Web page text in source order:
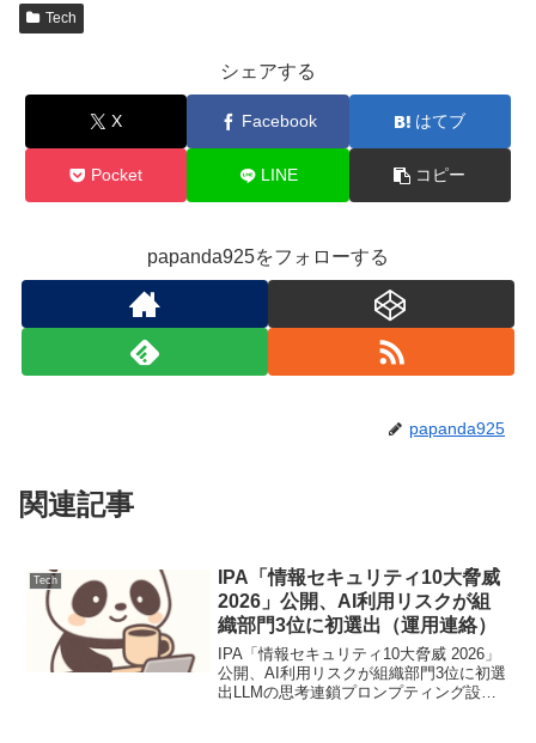
Tech
シェアする
X Facebook はてブ
Pocket LINE コピー
papanda925をフォローする
papanda925
関連記事
Tech
IPA「情報セキュリティ10大脅威
2026」公開、AI利用リスクが組
織部門3位に初選出（運用連絡）
IPA「情報セキュリティ10大脅威 2026」
公開、AI利用リスクが組織部門3位に初選
出LLMの思考連鎖プロンプティング設計